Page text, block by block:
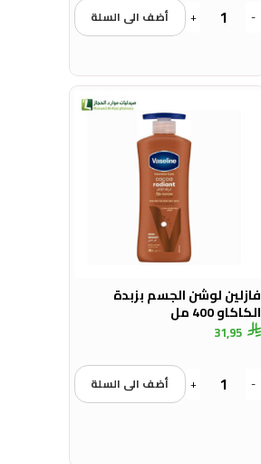
-
+ أضف الى السلة
فازلين لوشن الجسم بزبدة
الكاكاو 400 مل
31,95
-
+ أضف الى السلة